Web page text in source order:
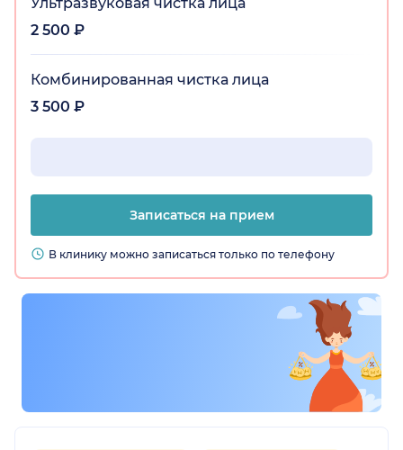
2 500 ₽
Комбинированная чистка лица
3 500 ₽
Записаться на прием
В клинику можно записаться только по телефону